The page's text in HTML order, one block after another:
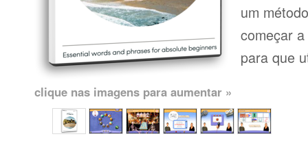
um
começar
para que
clique nas imagens para aumentar »